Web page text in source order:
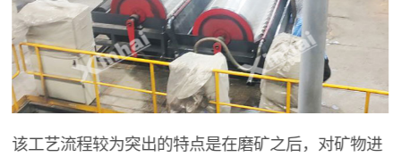
该工艺流程较为突出的特点是在磨矿之后，对矿物进